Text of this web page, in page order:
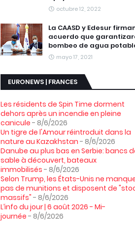
octubre 12, 2022
La CAASD y Edesur
acuerdo que
bombeo de agua
mayo 17, 2021
EURONEWS | FRANCES
Les résidents de Spin Time dorment
dehors après un incendie en pleine
canicule - 8/6/2026
Un tigre de l'Amour réintroduit dans la
nature au Kazakhstan - 8/6/2026
Danube au plus bas en Serbie: bancs
sable à découvert, bateaux
immobilisés - 8/6/2026
Selon Trump, les États-Unis ne
pas de munitions et disposent de
massifs" - 8/6/2026
L’info du jour | 6 août 2026 - Mi-
journée - 8/6/2026